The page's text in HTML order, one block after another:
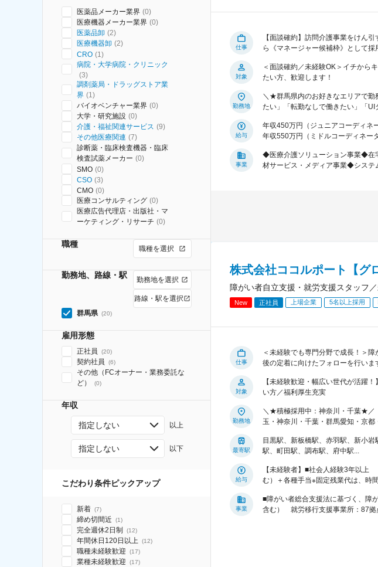
医薬品メーカー業界 (0)
医療機器メーカー業界 (0)
医薬品卸 (2)
医療機器卸 (2)
CRO (1)
病院・大学病院・クリニック
(3)
調剤薬局・ドラッグストア業
界 (1)
バイオベンチャー業界 (0)
大学・研究施設 (0)
介護・福祉関連サービス (9)
その他医療関連 (7)
診断薬・臨床検査機器・臨床
検査試薬メーカー (0)
SMO (0)
CSO (3)
CMO (0)
医療コンサルティング (0)
医療広告代理店・出版社・マ
ーケティング・リサーチ (0)
職種 職種を選択
勤務地、路線・駅 勤務地を選択
路線・駅を選択
群馬県 (20)
雇用形態
正社員 (20)
契約社員 (6)
その他（FCオーナー・業務委託な
ど）
(0)
年収
指定しない 以上
指定しない 以下
こだわり条件ピックアップ
新着 (7)
締め切間近 (1)
完全週休2日制 (12)
年間休日120日以上 (12)
職種未経験歓迎 (17)
業種未経験歓迎 (17)
仕事
【面談確約】訪問介護事業をけん
ら《マネージャー候補枠》として採
対象
＜面談確約／未経験OK＞イチから
たい方、歓迎します！
勤務地
＼★群馬県内のお好きなエリアで
たい」「転勤なしで働きたい」「UI
給与
年収450万円（ジュニアコーディネ
年収550万円（ミドルコーディネー
事業
◆医療介護ソリューション事業◆在
材サービス・メディア事業◆システ
株式会社ココルポート【グ
障がい者自立支援・就労支援スタッフ
New 正社員 上場企業 5名以上採用
仕事
＜未経験でも専門分野で成長！＞
後の定着に向けたフォローを行いま
対象
【未経験歓迎・幅広い世代が活躍
い方／福利厚生充実
勤務地
＼★積極採用中：神奈川・千葉★／
玉・神奈川・千葉・群馬愛知・京都
最寄駅
目黒駅、新板橋駅、赤羽駅、新小
駅、町田駅、調布駅、府中駅...
給与
【未経験者】■社会人経験3年以
む）＋各種手当※固定残業代は、時間
事業
■障がい者総合支援法に基づく、障
含む） 就労移行支援事業所：87拠